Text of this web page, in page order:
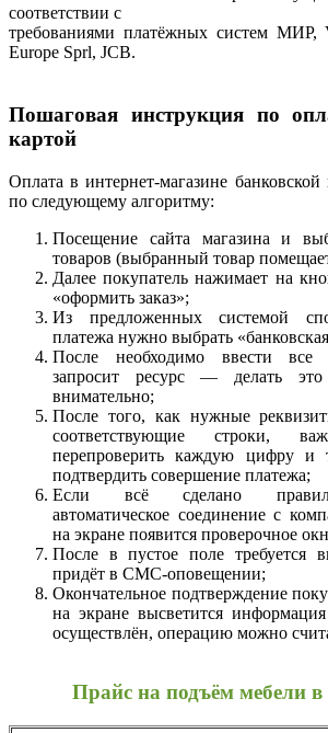
соответствии с
требованиями платёжных систем МИР,
Europe Sprl, JCB.
Пошаговая инструкция по
картой
Оплата в интернет-магазине банковской
по следующему алгоритму:
Посещение сайта магазина и
товаров (выбранный товар
Далее покупатель нажимает на
«оформить заказ»;
Из предложенных системой
платежа нужно выбрать
После необходимо ввести все
запросит ресурс — делать
внимательно;
После того, как нужные
соответствующие строки,
перепроверить каждую цифру и
подтвердить совершение платежа;
Если всё сделано
автоматическое соединение с
на экране появится проверочное
После в пустое поле требуется
придёт в СМС-оповещении;
Окончательное подтверждение
на экране высветится
осуществлён, операцию можно
Прайс на подъём мебели в